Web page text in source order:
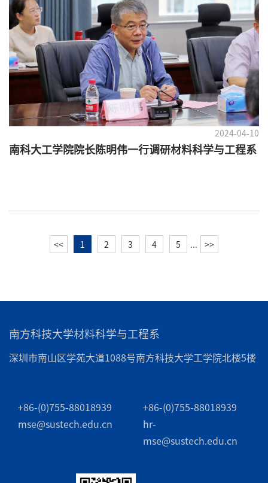
2024-04-10
南科大工学院院长陈明伟一行调研材料科学与工程系
<< 1 2 3 4 5 ... >>
南方科技大学材料科学与工程系
深圳市南山区学苑大道1088号南方科技大学工学院北楼5楼
+86-(0)755-88018939
mse@sustech.edu.cn
+86-(0)755-88018939
hr-
mse@sustech.edu.cn